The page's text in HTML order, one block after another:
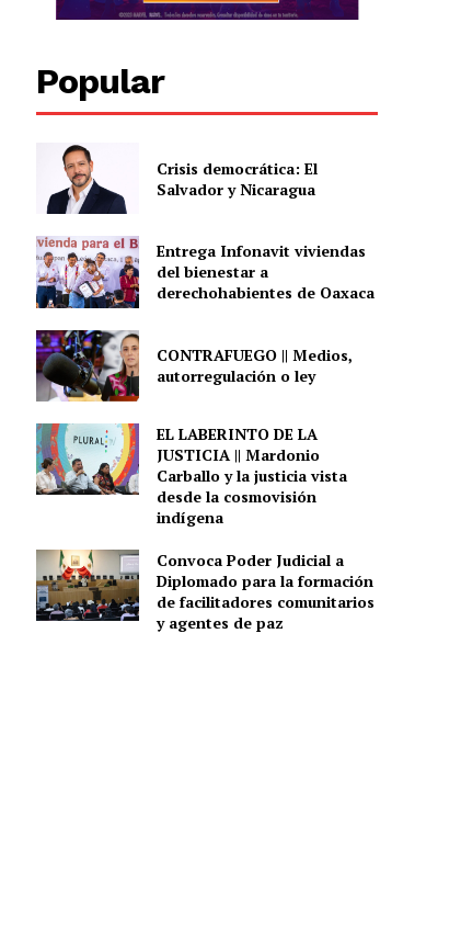
Popular
Crisis democrática: El
Salvador y Nicaragua
Entrega Infonavit viviendas
del bienestar a
derechohabientes de Oaxaca
CONTRAFUEGO || Medios,
autorregulación o ley
EL LABERINTO DE LA
JUSTICIA || Mardonio
Carballo y la justicia vista
desde la cosmovisión
indígena
Convoca Poder Judicial a
Diplomado para la formación
de facilitadores comunitarios
y agentes de paz